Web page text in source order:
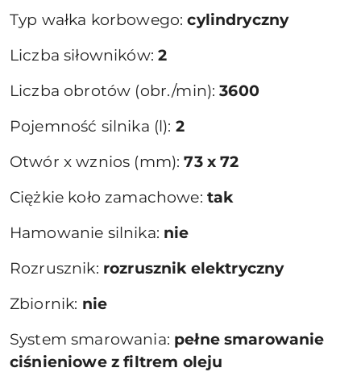
Typ wałka korbowego:cylindryczny
Liczba siłowników:2
Liczba obrotów (obr./min):3600
Pojemność silnika (l): 2
Otwór x wznios (mm):73 x 72
Ciężkie koło zamachowe: tak
Hamowanie silnika: nie
Rozrusznik: rozrusznik elektryczny
Zbiornik: nie
System smarowania: pełne smarowanie
ciśnieniowe z filtrem oleju